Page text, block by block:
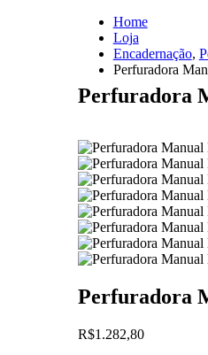
Home
Loja
Encadernação,
Perfuradora
Perfuradora
Perfuradora
R$1.282,80